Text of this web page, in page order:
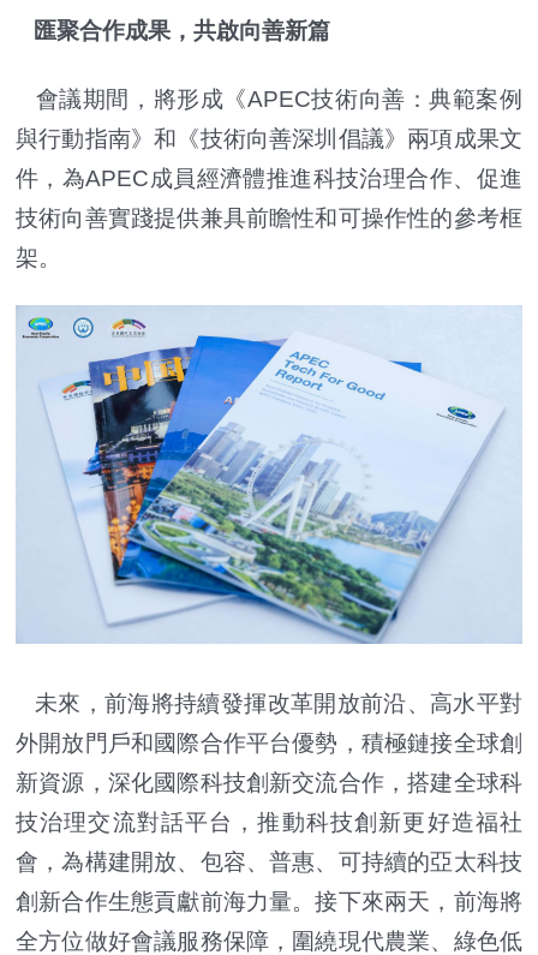
匯聚合作成果，共啟向善新篇
會議期間，將形成《APEC技術向善：典範案例
與行動指南》和《技術向善深圳倡議》兩項成果文
件，為APEC成員經濟體推進科技治理合作、促進
技術向善實踐提供兼具前瞻性和可操作性的參考框
架。
未來，前海將持續發揮改革開放前沿、高水平對
外開放門戶和國際合作平台優勢，積極鏈接全球創
新資源，深化國際科技創新交流合作，搭建全球科
技治理交流對話平台，推動科技創新更好造福社
會，為構建開放、包容、普惠、可持續的亞太科技
創新合作生態貢獻前海力量。接下來兩天，前海將
全方位做好會議服務保障，圍繞現代農業、綠色低